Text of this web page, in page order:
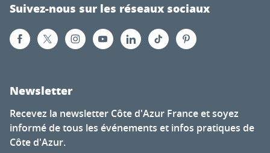
Suivez-nous sur les réseaux sociaux
Newsletter
Recevez la newsletter Côte d'Azur France et soyez
informé de tous les événements et infos pratiques de
Côte d'Azur.